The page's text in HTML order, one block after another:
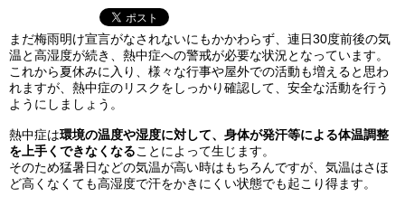
まだ梅雨明け宣言がなされないにもかかわらず、連日30度前後の気
温と高湿度が続き、熱中症への警戒が必要な状況となっています。
これから夏休みに入り、様々な行事や屋外での活動も増えると思わ
れますが、熱中症のリスクをしっかり確認して、安全な活動を行う
ようにしましょう。
熱中症は環境の温度や湿度に対して、身体が発汗等による体温調整
を上手くできなくなることによって生じます。
そのため猛暑日などの気温が高い時はもちろんですが、気温はさほ
ど高くなくても高湿度で汗をかきにくい状態でも起こり得ます。